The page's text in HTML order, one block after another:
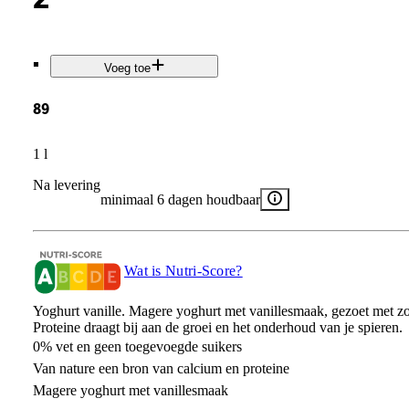
.
89
1 l
Voeg toe
Na levering
minimaal 6 dagen houdbaar
Wat is Nutri-Score?
Yoghurt vanille. Magere yoghurt met vanillesmaak, gezoet met
Proteine draagt bij aan de groei en het onderhoud van je spieren.
0% vet en geen toegevoegde suikers
Van nature een bron van calcium en proteine
Magere yoghurt met vanillesmaak